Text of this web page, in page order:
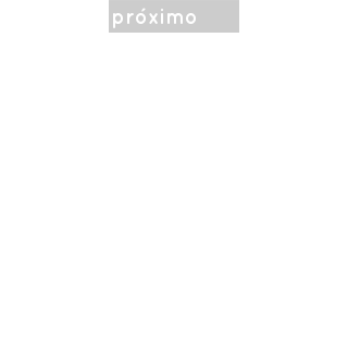
próximo